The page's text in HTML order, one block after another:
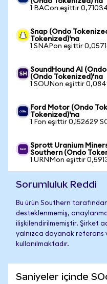
1 BACon eşittir
Snap (Ondo
Tokenized)'na
1 SNAPon eşittir
SoundHound AI
(Ondo Tokenized)'na
1 SOUNon eşittir
Ford Motor (Ondo
Tokenized)'na
1 Fon eşittir 0,152629
Sprott Uranium
Southern (Ondo
1 URNMon eşittir
Sorumluluk Reddi
Bu ürün Southern
desteklenmemiş,
ilişkilendirilmemiştir. Şirket
yalnızca dayanak referans
kullanılmaktadır.
Saniyeler içinde